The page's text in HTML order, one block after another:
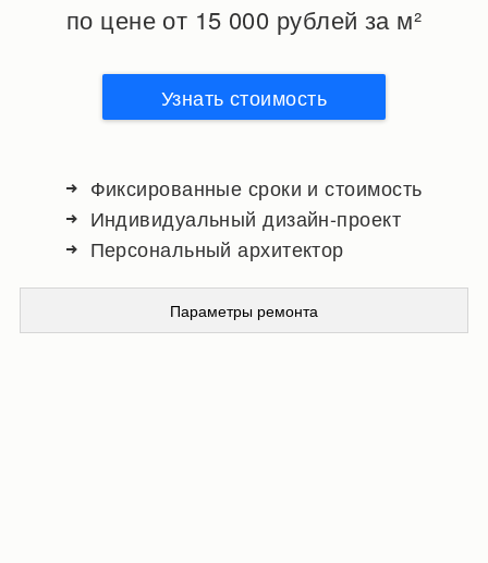
по цене от 15 000 рублей за м²
Узнать стоимость
Фиксированные сроки и стоимость
Индивидуальный дизайн-проект
Персональный архитектор
Параметры ремонта